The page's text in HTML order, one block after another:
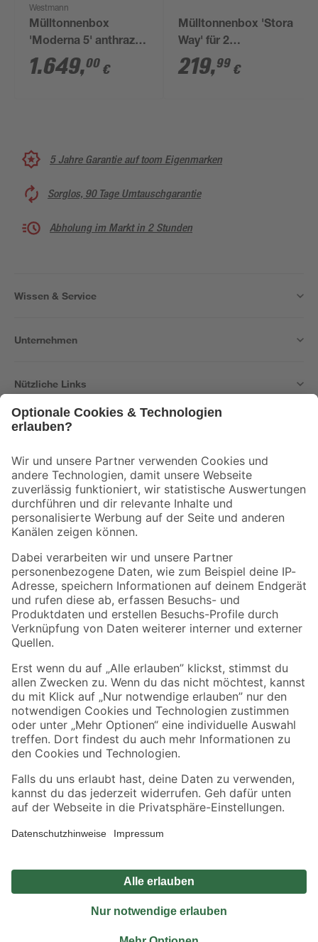
Westmann
Mülltonnenbox
'Moderna 5' anthrazit
83 x 350 x 135 cm
1.649,00 €
Mülltonnenbox 'Stora
Way' für 2
Abfalltonnen 145 x
125 x 86 cm grün
219,99 €
5 Jahre Garantie auf toom Eigenmarken
Sorglos, 90 Tage Umtauschgarantie
Abholung im Markt in 2 Stunden
Wissen & Service
Unternehmen
Nützliche Links
Der toom Newsletter: Keine Angebote und Aktionen mehr verpassen!
Zur Newsletter Anmeldung
Folge uns
Zahlungsarten Versandarten
Sicher einkaufen
Jetzt die toom-App herunterladen
Alle Preisangaben in EUR inkl. gesetzl. MwSt.. Die dargestellten Angebote sind unter
Umständen nicht in allen Märkten verfügbar. Die angegebenen Verfügbarkeiten beziehen
Produkte nur solange der Vorrat reicht.
*Paketversand ab 59 € versandkostenfrei, gilt nicht für Artikel mit Speditionsversand, hier
Privatsphäre Impressum
Nutzungsbedingungen
Widerrufsrecht
Vertrag widerrufen